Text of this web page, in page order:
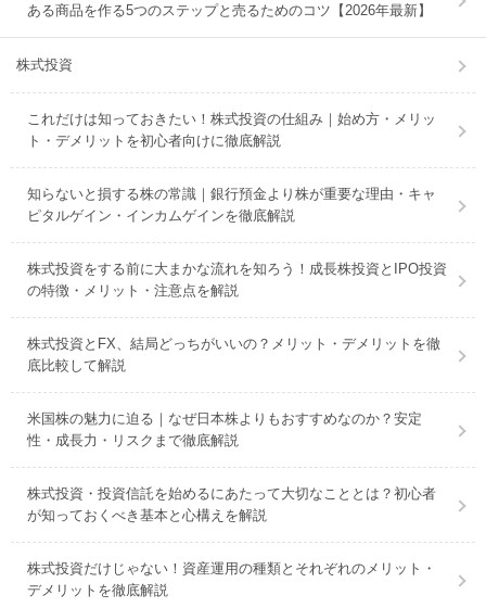
ある商品を作る5つのステップと売るためのコツ【2026年最新】
株式投資
これだけは知っておきたい！株式投資の仕組み｜始め方・メリッ
ト・デメリットを初心者向けに徹底解説
知らないと損する株の常識｜銀行預金より株が重要な理由・キャ
ピタルゲイン・インカムゲインを徹底解説
株式投資をする前に大まかな流れを知ろう！成長株投資とIPO投資
の特徴・メリット・注意点を解説
株式投資とFX、結局どっちがいいの？メリット・デメリットを徹
底比較して解説
米国株の魅力に迫る｜なぜ日本株よりもおすすめなのか？安定
性・成長力・リスクまで徹底解説
株式投資・投資信託を始めるにあたって大切なこととは？初心者
が知っておくべき基本と心構えを解説
株式投資だけじゃない！資産運用の種類とそれぞれのメリット・
デメリットを徹底解説